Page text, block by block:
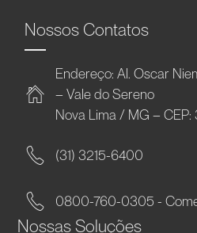
Nossos Contatos
Endereço: Al. Oscar
– Vale do Sereno
Nova Lima / MG –
(31) 3215-6400
0800-760-0305 -
Nossas Soluções